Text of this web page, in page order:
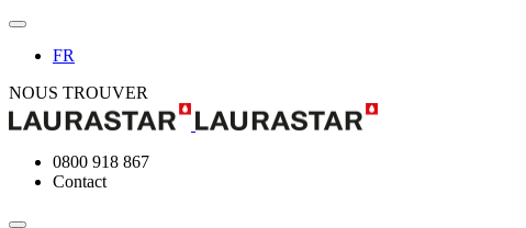
FR
NOUS TROUVER
0800 918 867
Contact